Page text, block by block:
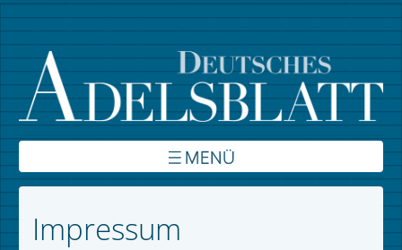
Über uns
Inhalte
Impressum